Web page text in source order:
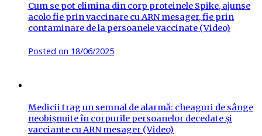
Cum se pot elimina din corp proteinele Spike, ajunse
acolo fie prin vaccinare cu ARN mesager, fie prin
contaminare de la persoanele vaccinate (Video)
Posted on 18/06/2025
Medicii trag un semnal de alarmă: cheaguri de sânge
neobișnuite în corpurile persoanelor decedate și
vacciante cu ARN mesager (Video)